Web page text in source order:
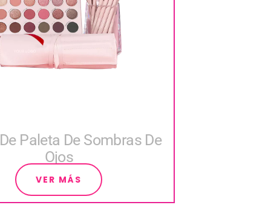
Ojos
VER MÁS